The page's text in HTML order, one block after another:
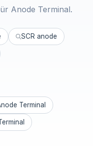
Anode Terminal.
SCR anode
Terminal